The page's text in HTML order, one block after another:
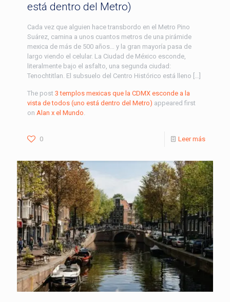
está dentro del Metro)
Cada vez que alguien hace transbordo en el Metro Pino
Suárez, camina a unos cuantos metros de una pirámide
mexica de más de 500 años… y la gran mayoría pasa de
largo viendo el celular. La Ciudad de México esconde,
literalmente bajo el asfalto, una segunda ciudad:
Tenochtitlan. El subsuelo del Centro Histórico está lleno […]
The post 3 templos mexicas que la CDMX esconde a la
vista de todos (uno está dentro del Metro) appeared first
on Alan x el Mundo.
0 Leer más